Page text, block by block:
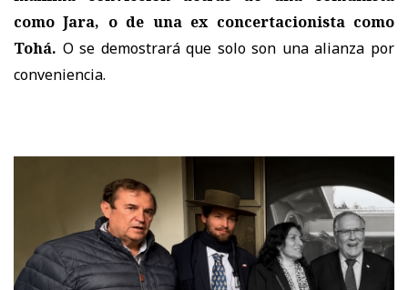
como Jara, o de una ex concertacionista como
Tohá. O se demostrará que solo son una alianza por
conveniencia.